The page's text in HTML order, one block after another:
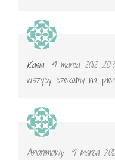
Kasia
9 marca 2012
wszycy czekamy na
Anonimowy
9 marca